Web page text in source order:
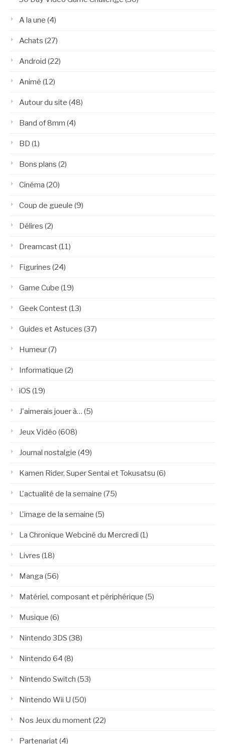
A la une (4)
Achats (27)
Android (22)
Animé (12)
Autour du site (48)
Band of 8mm (4)
BD (1)
Bons plans (2)
Cinéma (20)
Coup de gueule (9)
Délires (2)
Dreamcast(11)
Figurines (24)
Game Cube (19)
Geek Contest(13)
Guides et Astuces (37)
Humeur(7)
Informatique (2)
iOS (19)
J'aimerais jouer à… (5)
Jeux Vidéo (608)
Journal nostalgie (49)
Kamen Rider, Super Sentai et Tokusatsu (6)
L'actualité de la semaine (75)
L'image de la semaine (5)
La Chronique Webciné du Mercredi (1)
Livres (18)
Manga (56)
Matériel, composant et périphérique (5)
Musique (6)
Nintendo 3DS (38)
Nintendo 64 (8)
Nintendo Switch (53)
Nintendo Wii U (50)
Nos Jeux du moment(22)
Partenariat(4)